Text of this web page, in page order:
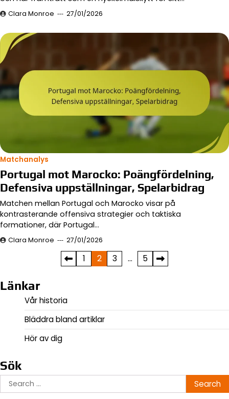
Clara Monroe 27/01/2026
Matchanalys
Portugal mot Marocko: Poängfördelning,
Defensiva uppställningar, Spelarbidrag
Matchen mellan Portugal och Marocko visar på
kontrasterande offensiva strategier och taktiska
formationer, där Portugal…
Clara Monroe 27/01/2026
pagination
1 2 3 … 5
Länkar
Vår historia
Bläddra bland artiklar
Hör av dig
Sök
Search
for: